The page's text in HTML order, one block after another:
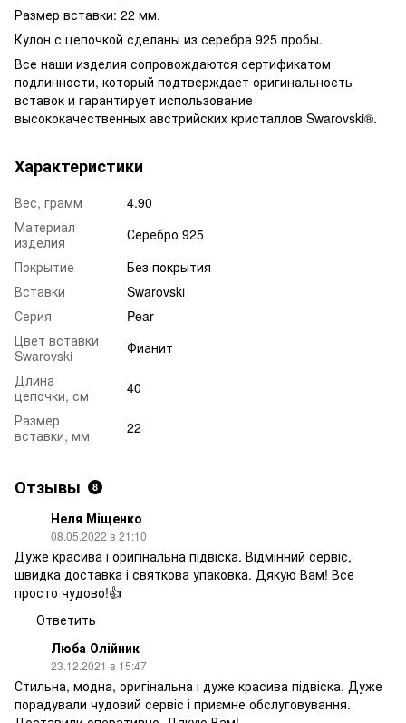
Размер вставки: 22 мм.
Кулон с цепочкой сделаны из серебра 925 пробы.
Все наши изделия сопровождаются сертификатом
подлинности, который подтверждает оригинальность
вставок и гарантирует использование
высококачественных австрийских кристаллов Swarovski®.
Характеристики
Вес, грамм
4.90
Материал
изделия
Серебро 925
Покрытие
Без покрытия
Вставки
Swarovski
Серия
Pear
Цвет вставки
Swarovski
Фианит
Длина
цепочки, см
40
Размер
вставки, мм
22
Отзывы 8
Неля Міщенко
08.05.2022 в 21:10
Дуже красива і оригінальна підвіска. Відмінний сервіс,
швидка доставка і святкова упаковка. Дякую Вам! Все
просто чудово!👍
Ответить
Люба Олійник
23.12.2021 в 15:47
Стильна, модна, оригінальна і дуже красива підвіска. Дуже
порадували чудовий сервіс і приємне обслуговування.